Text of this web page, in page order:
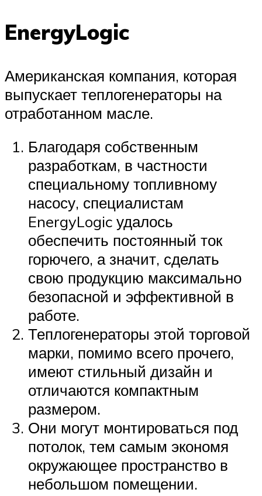
EnergyLogic
Американская компания, которая
выпускает теплогенераторы на
отработанном масле.
Благодаря собственным
разработкам, в частности
специальному топливному
насосу, специалистам
EnergyLogic удалось
обеспечить постоянный ток
горючего, а значит, сделать
свою продукцию максимально
безопасной и эффективной в
работе.
Теплогенераторы этой торговой
марки, помимо всего прочего,
имеют стильный дизайн и
отличаются компактным
размером.
Они могут монтироваться под
потолок, тем самым экономя
окружающее пространство в
небольшом помещении.